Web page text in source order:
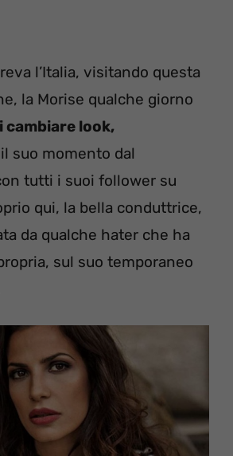
l’Italia, visitando questa
la Morise qualche giorno
cambiare look,
suo momento dal
tutti i suoi follower su
qui, la bella conduttrice,
da qualche hater che ha
sul suo temporaneo